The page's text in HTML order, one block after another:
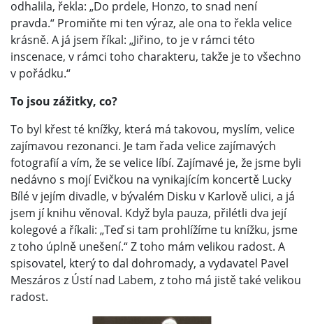
odhalila, řekla: „Do prdele, Honzo, to snad není
pravda.“ Promiňte mi ten výraz, ale ona to řekla velice
krásně. A já jsem říkal: „Jiřino, to je v rámci této
inscenace, v rámci toho charakteru, takže je to všechno
v pořádku.“
To jsou zážitky, co?
To byl křest té knížky, která má takovou, myslím, velice
zajímavou rezonanci. Je tam řada velice zajímavých
fotografií a vím, že se velice líbí. Zajímavé je, že jsme byli
nedávno s mojí Evičkou na vynikajícím koncertě Lucky
Bílé v jejím divadle, v bývalém Disku v Karlově ulici, a já
jsem jí knihu věnoval. Když byla pauza, přilétli dva její
kolegové a říkali: „Teď si tam prohlížíme tu knížku, jsme
z toho úplně unešení.“ Z toho mám velikou radost. A
spisovatel, který to dal dohromady, a vydavatel Pavel
Meszáros z Ústí nad Labem, z toho má jistě také velikou
radost.